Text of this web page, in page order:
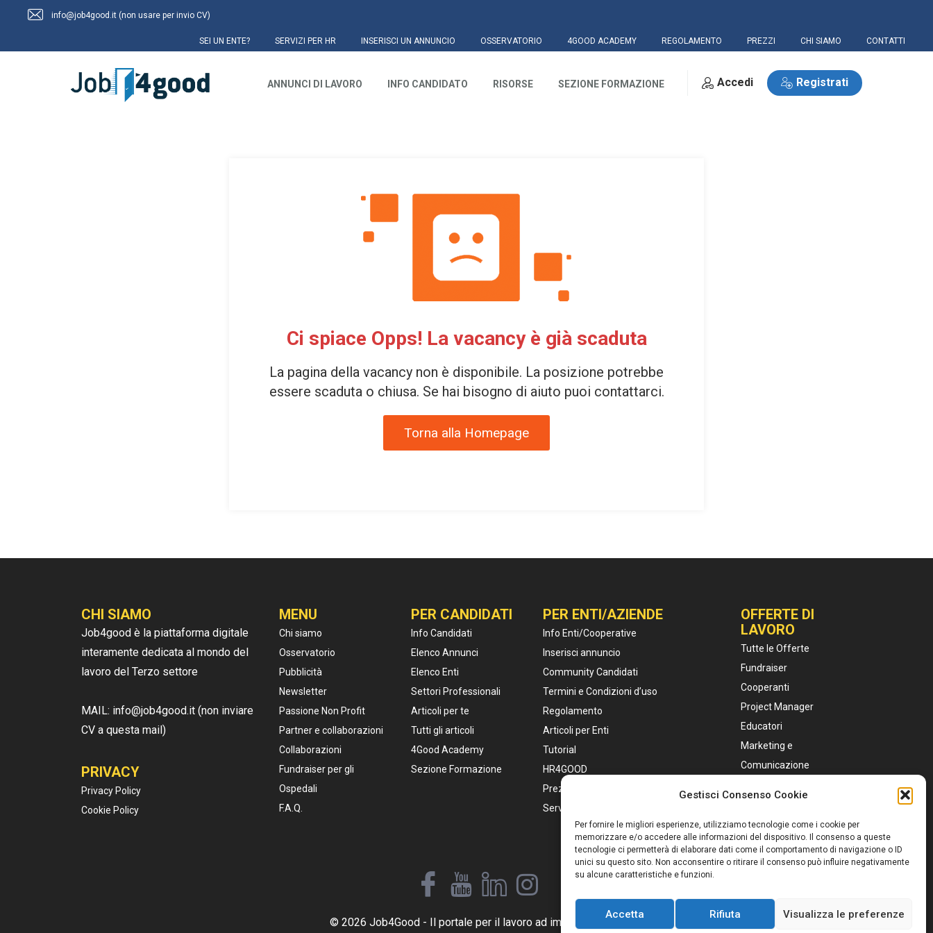
Gestisci Consenso Cookie
Per fornire le migliori esperienze, utilizziamo tecnologie come i cookie per
memorizzare e/o accedere alle informazioni del dispositivo. Il consenso a queste
tecnologie ci permetterà di elaborare dati come il comportamento di navigazione o ID
unici su questo sito. Non acconsentire o ritirare il consenso può influire negativamente
su alcune caratteristiche e funzioni.
Accetta Rifiuta Visualizza le preferenze
info@job4good.it (non usare per invio CV)
SEI UN ENTE? SERVIZI PER HR INSERISCI UN ANNUNCIO OSSERVATORIO 4GOOD ACADEMY REGOLAMENTO PREZZI CHI SIAMO CONTATTI
ANNUNCI DI LAVORO INFO CANDIDATO RISORSE SEZIONE FORMAZIONE Accedi Registrati
Ci spiace Opps! La vacancy è già scaduta
La pagina della vacancy non è disponibile. La posizione potrebbe
essere scaduta o chiusa. Se hai bisogno di aiuto puoi contattarci.
Torna alla Homepage
CHI SIAMO
Job4good è la piattaforma digitale
interamente dedicata al mondo del
lavoro del Terzo settore
MAIL: info@job4good.it (non inviare
CV a questa mail)
PRIVACY
Privacy Policy
Cookie Policy
MENU
Chi siamo
Osservatorio
Pubblicità
Newsletter
Passione Non Profit
Partner e collaborazioni
Collaborazioni
Fundraiser per gli
Ospedali
F.A.Q.
PER CANDIDATI
Info Candidati
Elenco Annunci
Elenco Enti
Settori Professionali
Articoli per te
Tutti gli articoli
4Good Academy
Sezione Formazione
PER ENTI/AZIENDE
Info Enti/Cooperative
Inserisci annuncio
Community Candidati
Termini e Condizioni d’uso
Regolamento
Articoli per Enti
Tutorial
HR4GOOD
Prezzi Pacchetti
Servizi per HR
OFFERTE DI
LAVORO
Tutte le Offerte
Fundraiser
Cooperanti
Project Manager
Educatori
Marketing e
Comunicazione
Servizio Civile
© 2026 Job4Good - Il portale per il lavoro ad impatto sociale